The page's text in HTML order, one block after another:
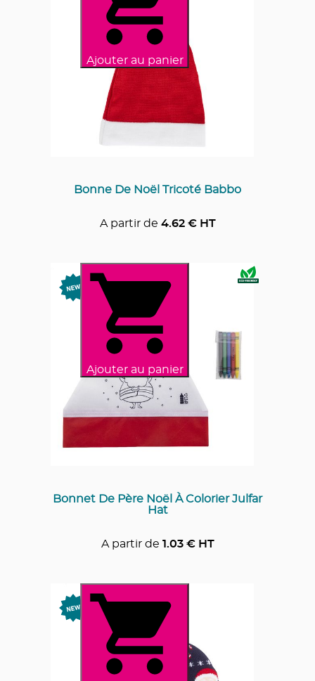
Ajouter au panier
Bonne De Noël Tricoté Babbo
A partir de 4.62€ HT
Ajouter au panier
Bonnet De Père Noël À Colorier Julfar
Hat
A partir de 1.03€ HT